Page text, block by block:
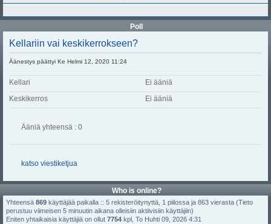
Poll
Kellariin vai keskikerrokseen?
Äänestys päättyi Ke Helmi 12, 2020 11:24
Kellari
Ei ääniä
Keskikerros
Ei ääniä
Ääniä yhteensä : 0
katso viestiketjua
Who is online?
Yhteensä 869 käyttäjää paikalla :: 5 rekisteröitynyttä, 1 piilossa ja 863 vierasta (Tieto
perustuu viimeisen 5 minuutin aikana olleisiin aktiivisiin käyttäjiin)
Eniten yhtaikaisia käyttäjiä on ollut 7754 kpl, To Huhti 09, 2026 4:31